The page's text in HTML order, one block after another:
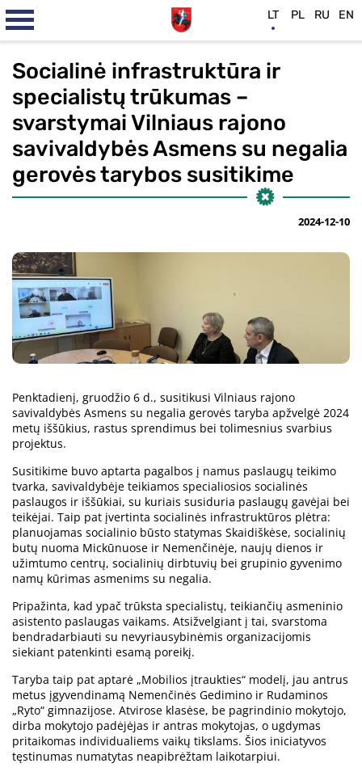
Socialinė infrastruktūra ir
specialistų trūkumas –
svarstymai Vilniaus rajono
savivaldybės Asmens su negalia
gerovės tarybos susitikime
2024-12-10
Penktadienį, gruodžio 6 d., susitikusi Vilniaus rajono
savivaldybės Asmens su negalia gerovės taryba apžvelgė 2024
metų iššūkius, rastus sprendimus bei tolimesnius svarbius
projektus.
Susitikime buvo aptarta pagalbos į namus paslaugų teikimo
tvarka, savivaldybėje teikiamos specialiosios socialinės
paslaugos ir iššūkiai, su kuriais susiduria paslaugų gavėjai bei
teikėjai. Taip pat įvertinta socialinės infrastruktūros plėtra:
planuojamas socialinio būsto statymas Skaidiškėse, socialinių
butų nuoma Mickūnuose ir Nemenčinėje, naujų dienos ir
užimtumo centrų, socialinių dirbtuvių bei grupinio gyvenimo
namų kūrimas asmenims su negalia.
Pripažinta, kad ypač trūksta specialistų, teikiančių asmeninio
asistento paslaugas vaikams. Atsižvelgiant į tai, svarstoma
bendradarbiauti su nevyriausybinėmis organizacijomis
siekiant patenkinti esamą poreikį.
Taryba taip pat aptarė „Mobilios įtraukties“ modelį, jau antrus
metus įgyvendinamą Nemenčinės Gedimino ir Rudaminos
„Ryto“ gimnazijose. Atvirose klasėse, be pagrindinio mokytojo,
dirba mokytojo padėjėjas ir antras mokytojas, o ugdymas
pritaikomas individualiems vaikų tikslams. Šios iniciatyvos
tęstinumas numatytas neapibrėžtam laikotarpiui.
LT PL RU EN